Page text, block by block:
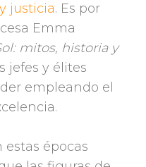
justicia. Es por
Emma
mitos, historia y
jefes y élites
empleando el
épocas